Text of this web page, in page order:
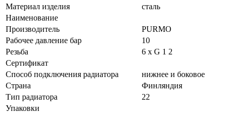
Материал изделия
сталь
Наименование
Производитель
PURMO
Рабочее давление бар
10
Резьба
6 х G 1 2
Сертификат
Способ подключения радиатора
нижнее и боковое
Страна
Финляндия
Тип радиатора
22
Упаковки